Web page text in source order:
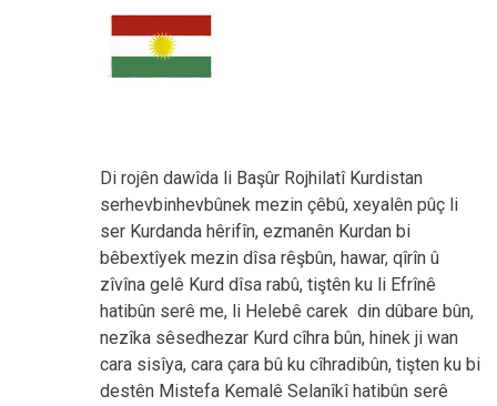
Di rojên dawîda li Başûr Rojhilatî Kurdistan
serhevbinhevbûnek mezin çêbû, xeyalên pûç li
ser Kurdanda hêrifîn, ezmanên Kurdan bi
bêbextîyek mezin dîsa rêşbûn, hawar, qîrîn û
zîvîna gelê Kurd dîsa rabû, tiştên ku li Efrînê
hatibûn serê me, li Helebê carek din dûbare bûn,
nezîka sêsedhezar Kurd cîhra bûn, hinek ji wan
cara sisîya, cara çara bû ku cîhradibûn, tişten ku bi
destên Mistefa Kemalê Selanîkî hatibûn serê